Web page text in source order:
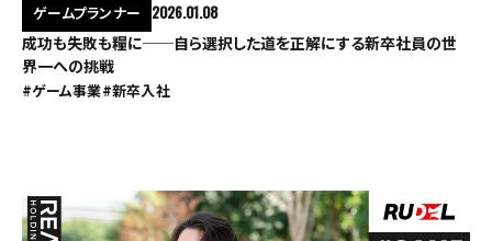
ゲームプランナー 2026.01.08
成功も失敗も糧に──自ら選択した道を正解にする新卒社員の世
界一への挑戦
#ゲーム事業#新卒入社